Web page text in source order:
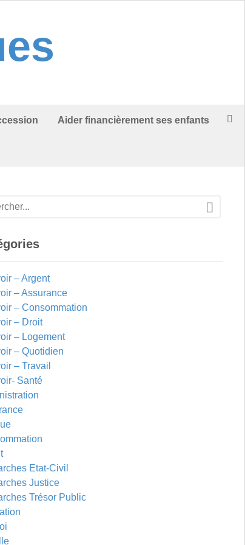
Aider financièrement ses enfants
– Argent
– Assurance
– Consommation
– Droit
– Logement
– Quotidien
– Travail
Santé
Etat-Civil
Justice
Trésor Public